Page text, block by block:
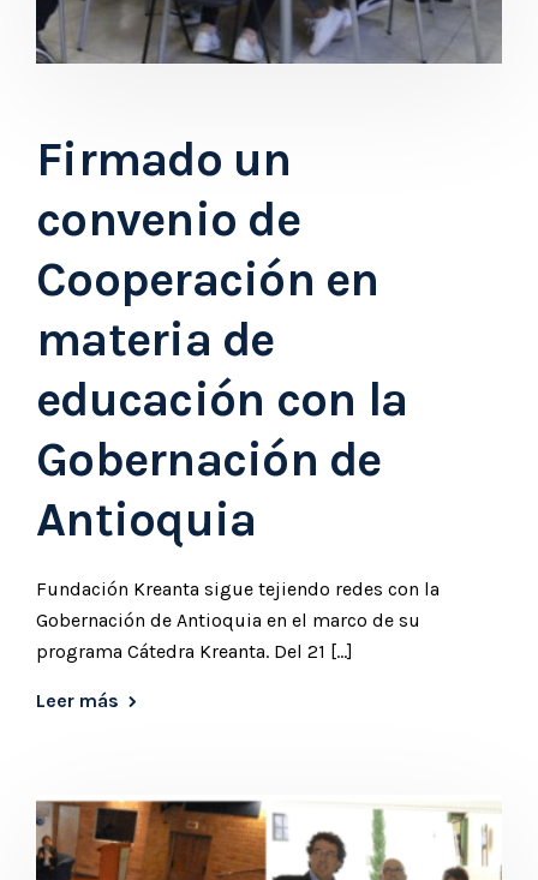
Firmado un
convenio de
Cooperación en
materia de
educación con la
Gobernación de
Antioquia
Fundación Kreanta sigue tejiendo redes con la
Gobernación de Antioquia en el marco de su
programa Cátedra Kreanta. Del 21 […]
Leer más